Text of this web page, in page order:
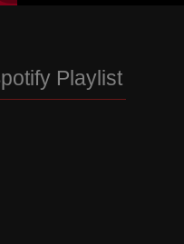
Playlist